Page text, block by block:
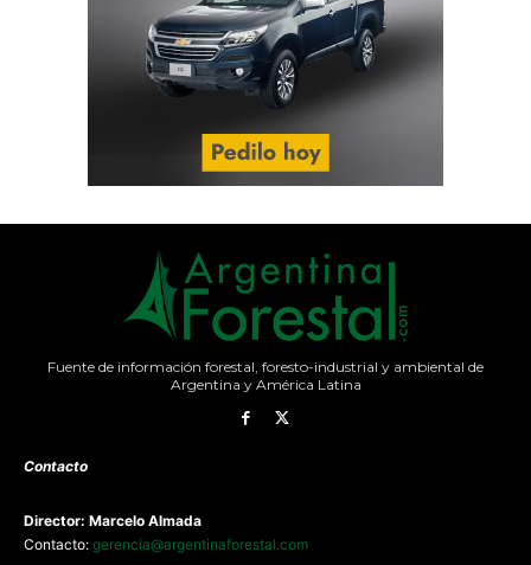
Fuente de información forestal, foresto-industrial y ambiental de
Argentina y América Latina
Contacto
Director: Marcelo Almada
Contacto: gerencia@argentinaforestal.com